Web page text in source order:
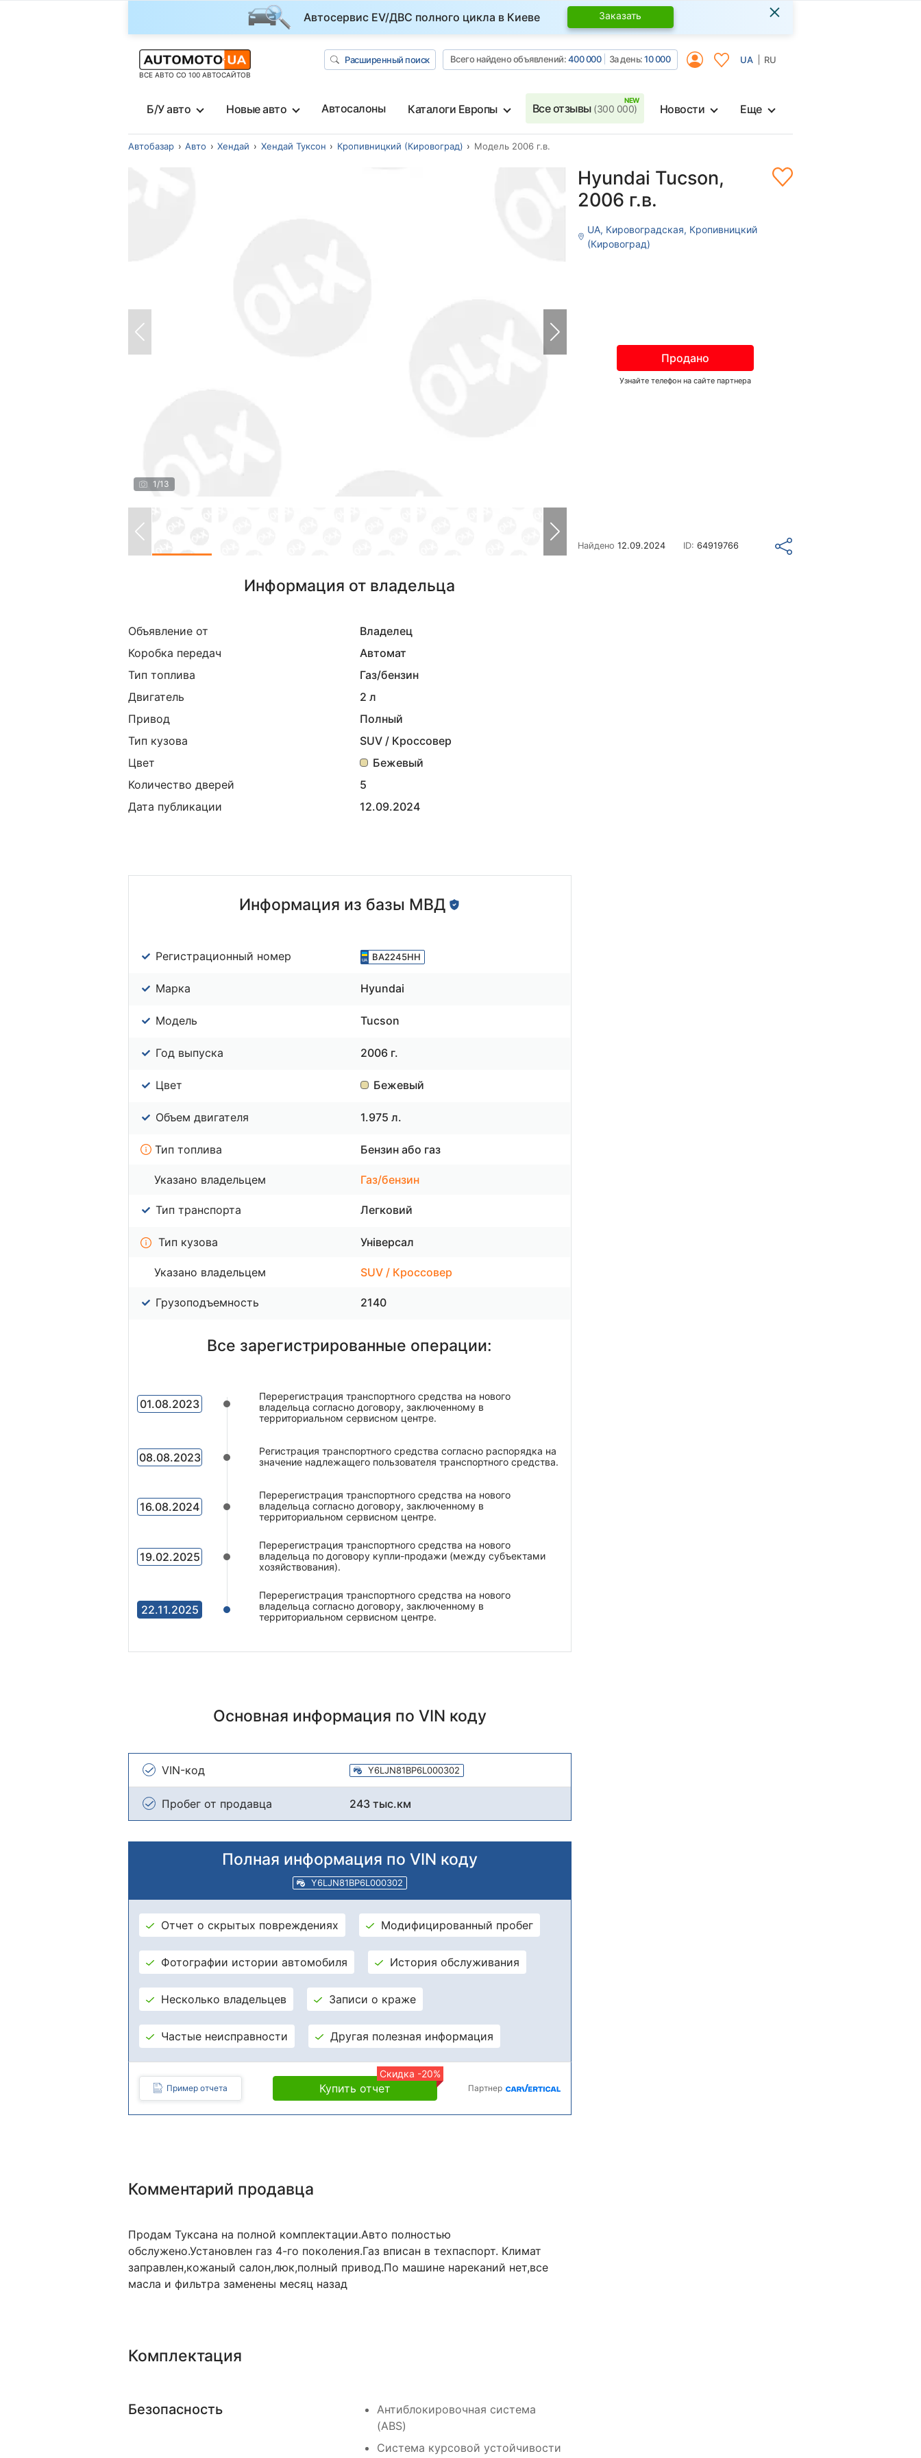
Автосервис EV/ДВС полного цикла в Киеве Заказать ×
ВСЕ АВТО СО 100 АВТОСАЙТОВ
Расширенный поиск Всего найдено объявлений:400 000 За день:10 000 UA RU
Б/У авто Новые авто Автосалоны Каталоги Европы Все отзывы (300 000) Новости Еще
Автобазар Авто Хендай Хендай Туксон Кропивницкий (Кировоград) Модель 2006 г.в.
1 /13
Hyundai Tucson,
2006 г.в.
UA, Кировоградская, Кропивницкий
(Кировоград)
Продано
Узнайте телефон на сайте партнера
Найдено 12.09.2024 ID: 64919766
Информация от владельца
Объявление от
Владелец
Коробка передач
Автомат
Тип топлива
Газ/бензин
Двигатель
2 л
Привод
Полный
Тип кузова
SUV / Кроссовер
Цвет
Бежевый
Количество дверей
5
Дата публикации
12.09.2024
Информация из базы МВД
Регистрационный номер ВА2245НН
Марка Hyundai
Модель Tucson
Год выпуска 2006 г.
Цвет Бежевый
Объем двигателя 1.975 л.
Тип топлива Бензин або газ
Указано владельцем Газ/бензин
Тип транспорта Легковий
Тип кузова Універсал
Указано владельцем SUV / Кроссовер
Грузоподъемность 2140
Все зарегистрированные операции:
01.08.2023
Перерегистрация транспортного средства на нового
владельца согласно договору, заключенному в
территориальном сервисном центре.
08.08.2023
Регистрация транспортного средства согласно распорядка на
значение надлежащего пользователя транспортного средства.
16.08.2024
Перерегистрация транспортного средства на нового
владельца согласно договору, заключенному в
территориальном сервисном центре.
19.02.2025
Перерегистрация транспортного средства на нового
владельца по договору купли-продажи (между субъектами
хозяйствования).
22.11.2025
Перерегистрация транспортного средства на нового
владельца согласно договору, заключенному в
территориальном сервисном центре.
Основная информация по VIN коду
VIN-код Y6LJN81BP6L000302
Пробег от продавца 243 тыс.км
Полная информация по VIN коду
Y6LJN81BP6L000302
Отчет о скрытых повреждениях Модифицированный пробег
Фотографии истории автомобиля История обслуживания
Несколько владельцев Записи о краже
Частые неисправности Другая полезная информация
Пример отчета
Скидка -20%
Купить отчет Партнер
Комментарий продавца
Продам Туксана на полной комплектации.Авто полностью
обслужено.Установлен газ 4-го поколения.Газ вписан в техпаспорт. Климат
заправлен,кожаный салон,люк,полный привод.По машине нареканий нет,все
масла и фильтра заменены месяц назад
Комплектация
Безопасность
Антиблокировочная система
(ABS)
Cистема курсовой устойчивости